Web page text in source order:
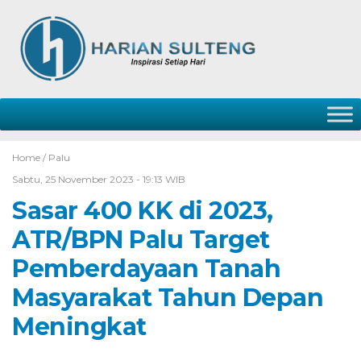
Home / Palu
Sabtu, 25 November 2023 - 19:13 WIB
Sasar 400 KK di 2023,
ATR/BPN Palu Target
Pemberdayaan Tanah
Masyarakat Tahun Depan
Meningkat